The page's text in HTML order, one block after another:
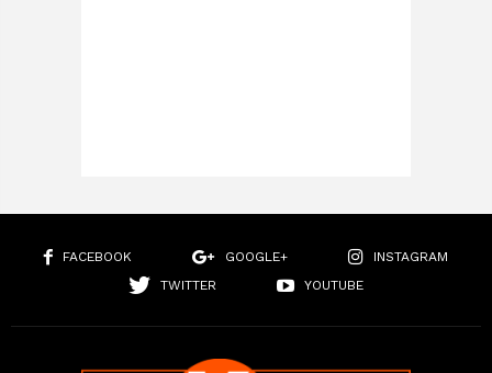
FACEBOOK GOOGLE+
INSTAGRAM
TWITTER
YOUTUBE